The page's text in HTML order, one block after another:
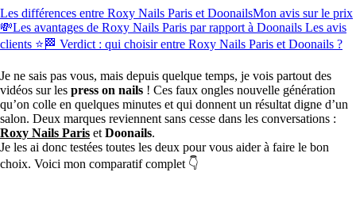
Les différences entre Roxy Nails Paris et DoonailsMon avis sur le prix
💸Les avantages de Roxy Nails Paris par rapport à Doonails Les avis
clients ⭐️ 🏁 Verdict : qui choisir entre Roxy Nails Paris et Doonails ?
Je ne sais pas vous, mais depuis quelque temps, je vois partout des
vidéos sur les press on nails ! Ces faux ongles nouvelle génération
qu’on colle en quelques minutes et qui donnent un résultat digne d’un
salon. Deux marques reviennent sans cesse dans les conversations :
Roxy Nails Paris et Doonails.
Je les ai donc testées toutes les deux pour vous aider à faire le bon
choix. Voici mon comparatif complet 👇